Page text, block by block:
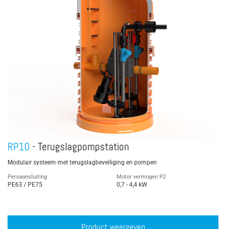
RP10 - Terugslagpompstation
Modulair systeem met terugslagbeveiliging en pompen
Persaansluiting
PE63 / PE75
Motor vermogen P2
0,7 - 4,4 kW